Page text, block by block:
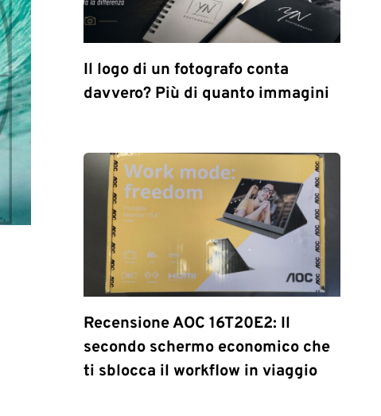
Il logo di un fotografo conta
davvero? Più di quanto immagini
Recensione AOC 16T20E2: Il
secondo schermo economico che
ti sblocca il workflow in viaggio